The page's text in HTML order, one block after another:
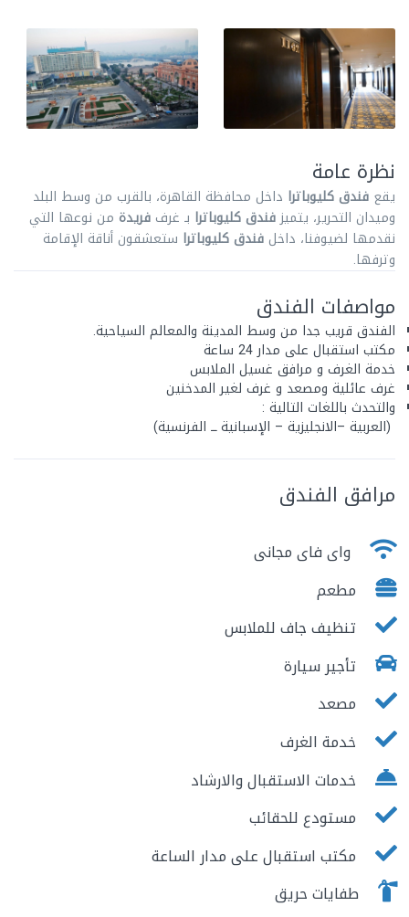
نظرة عامة
يقع فندق كليوباترا داخل محافظة القاهرة، بالقرب من وسط البلد
وميدان التحرير، يتميزفندق كليوباترا بـ غرف فريدة من نوعها التي
نقدمها لضيوفنا، داخلفندق كليوباترا ستعشقون أناقة الإقامة
وترفها.
مواصفات الفندق
الفندق قريب جدا من وسط المدينة والمعالم السياحية.
مكتب استقبال على مدار 24 ساعة
خدمة الغرف و مرافق غسيل الملابس
غرف عائلية ومصعد و غرف لغير المدخنين
والتحدث باللغات التالية :
(العربية –الانجليزية – الإسبانية ـــ الفرنسية)
مرافق الفندق
واى فاى مجانى
مطعم
تنظيف جاف للملابس
تأجير سيارة
مصعد
خدمة الغرف
خدمات الاستقبال والارشاد
مستودع للحقائب
مكتب استقبال على مدار الساعة
طفايات حريق